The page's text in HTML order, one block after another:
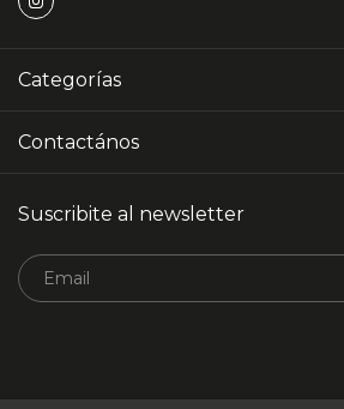
Categorías
Contactános
Suscribite al newsletter